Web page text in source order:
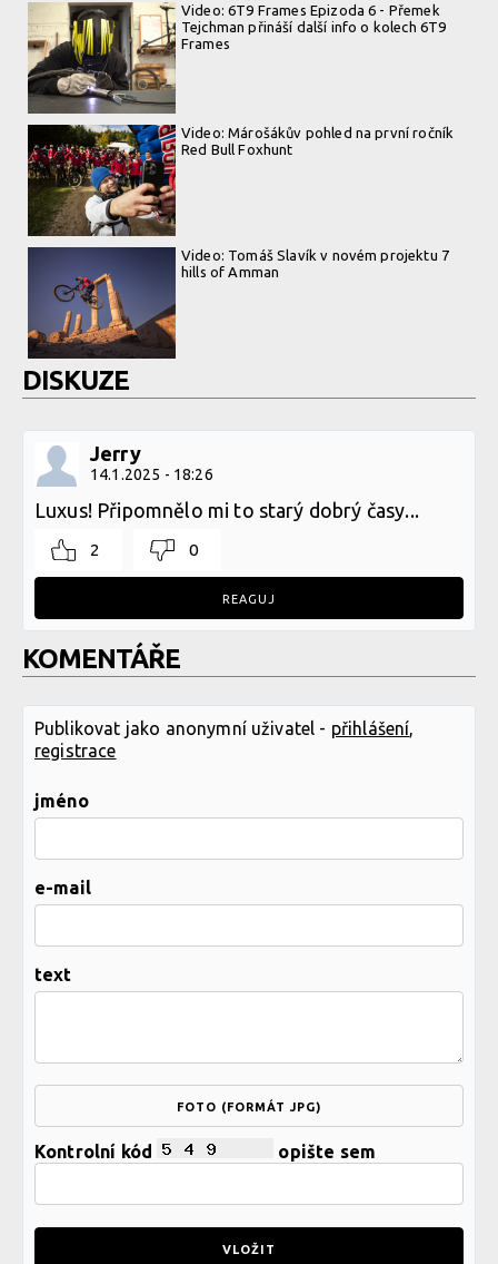
Video: 6T9 Frames Epizoda 6 - Přemek
Tejchman přináší další info o kolech 6T9
Frames
Video: Márošákův pohled na první ročník
Red Bull Foxhunt
Video: Tomáš Slavík v novém projektu 7
hills of Amman
DISKUZE
Jerry
14.1.2025 - 18:26
Luxus! Připomnělo mi to starý dobrý časy...
2 0
REAGUJ
KOMENTÁŘE
Publikovat jako anonymní uživatel - přihlášení
registrace
jméno
e-mail
text
FOTO (FORMÁT JPG)
Kontrolní kód opište sem